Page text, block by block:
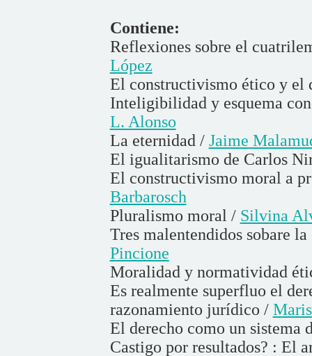
Contiene:
Reflexiones sobre el
López
El constructivismo ético y
Inteligibilidad y esquema
L. Alonso
La eternidad / Jaime
El igualitarismo de Carlos
El constructivismo moral a
Barbarosch
Pluralismo moral / Silvina
Tres malentendidos sobare
Pincione
Moralidad y normatividad
Es realmente superfluo el
razonamiento jurídico /
El derecho como un sistema
Castigo por resultados? : El